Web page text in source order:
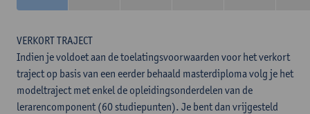
VERKORT TRAJECT
Indien je voldoet aan de toelatingsvoorwaarden voor het verkort
traject op basis van een eerder behaald masterdiploma volg je het
modeltraject met enkel de opleidingsonderdelen van de
lerarencomponent (60 studiepunten). Je bent dan vrijgesteld